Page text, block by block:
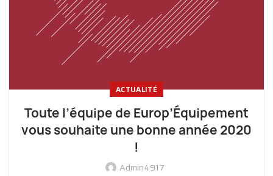
ACTUALITÉ
Toute l’équipe de Europ’Équipement
vous souhaite une bonne année 2020
!
Admin4917